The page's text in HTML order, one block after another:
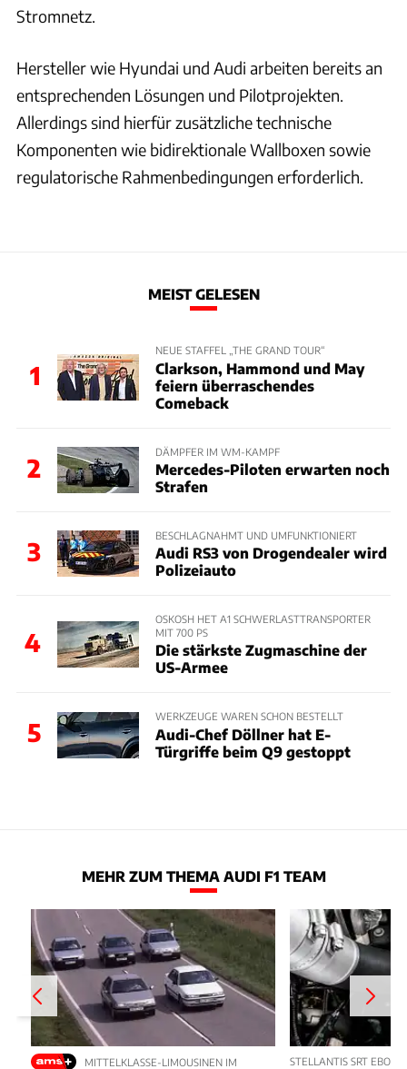
Stromnetz.
Hersteller wie Hyundai und Audi arbeiten bereits an
entsprechenden Lösungen und Pilotprojekten.
Allerdings sind hierfür zusätzliche technische
Komponenten wie bidirektionale Wallboxen sowie
regulatorische Rahmenbedingungen erforderlich.
MEIST GELESEN
1
NEUE STAFFEL „THE GRAND TOUR“
Clarkson, Hammond und May
feiern überraschendes
Comeback
2
DÄMPFER IM WM-KAMPF
Mercedes-Piloten erwarten noch
Strafen
3
BESCHLAGNAHMT UND UMFUNKTIONIERT
Audi RS3 von Drogendealer wird
Polizeiauto
4
OSKOSH HET A1 SCHWERLASTTRANSPORTER
MIT 700 PS
Die stärkste Zugmaschine der
US-Armee
5
WERKZEUGE WAREN SCHON BESTELLT
Audi-Chef Döllner hat E-
Türgriffe beim Q9 gestoppt
MEHR ZUM THEMA AUDI F1 TEAM
MITTELKLASSE-LIMOUSINEN IM
STELLANTIS SRT